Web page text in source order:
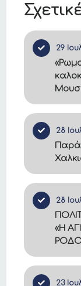
29
28
28
«Η
23